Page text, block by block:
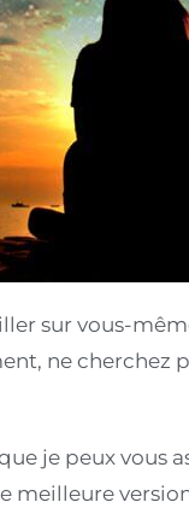
sur vous-
ne cherchez
je peux vous
meilleure